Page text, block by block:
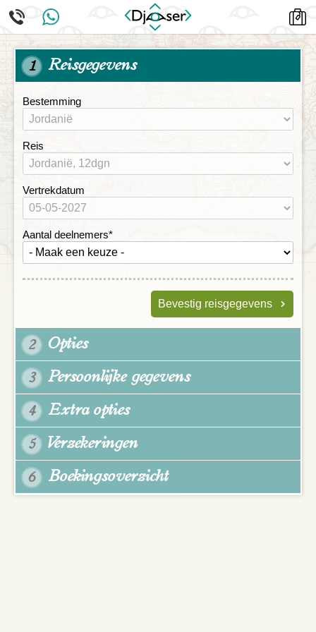
1 Reisgegevens
Bestemming
Reis
Vertrekdatum
Aantal deelnemers*
Bevestig reisgegevens
2 Opties
3 Persoonlijke gegevens
4 Extra opties
5 Verzekeringen
6 Boekingsoverzicht